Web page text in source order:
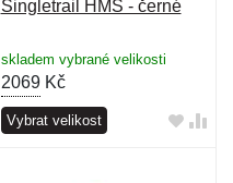
Singletrail HMS - černé
skladem vybrané velikosti
2069Kč
Vybrat velikost